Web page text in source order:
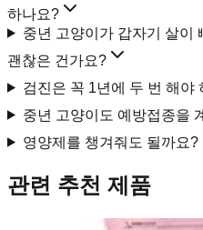
하나요?
중년 고양이가 갑자기 살이
괜찮은 건가요?
검진은 꼭 1년에 두 번 해야
중년 고양이도 예방접종을
영양제를 챙겨줘도 될까요?
관련 추천 제품